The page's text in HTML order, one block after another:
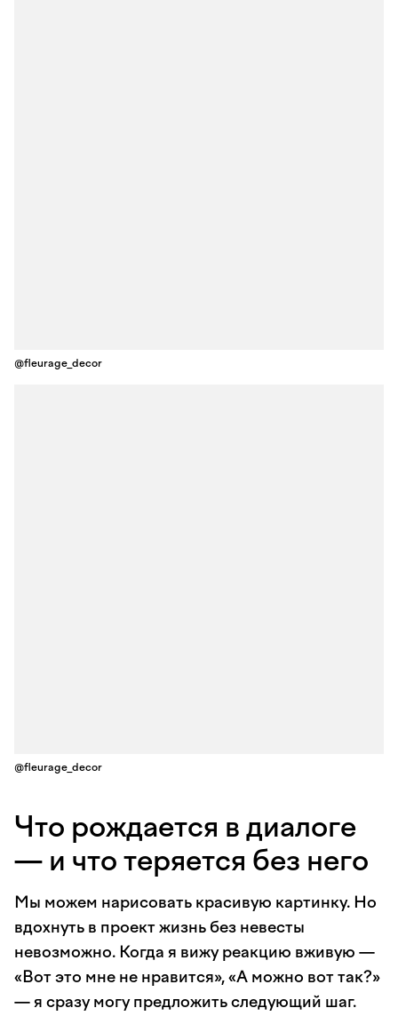
@fleurage_decor
@fleurage_decor
Что рождается в диалоге
— и что теряется без него
Мы можем нарисовать красивую картинку. Но
вдохнуть в проект жизнь без невесты
невозможно. Когда я вижу реакцию вживую —
«Вот это мне не нравится», «А можно вот так?»
— я сразу могу предложить следующий шаг.